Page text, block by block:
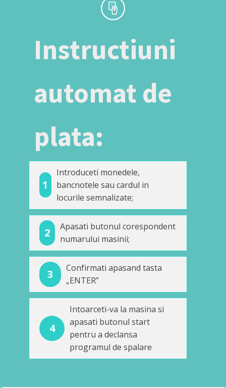
Instructiuni
automat de
plata:
1
Introduceti monedele,
bancnotele sau cardul in
locurile semnalizate;
2
Apasati butonul corespondent
numarului masinii;
3
Confirmati apasand tasta
„ENTER”
4
Intoarceti-va la masina si
apasati butonul start
pentru a declansa
programul de spalare